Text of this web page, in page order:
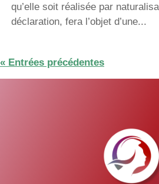
qu’elle soit réalisée par
déclaration, fera l’objet d’une...
« Entrées précédentes